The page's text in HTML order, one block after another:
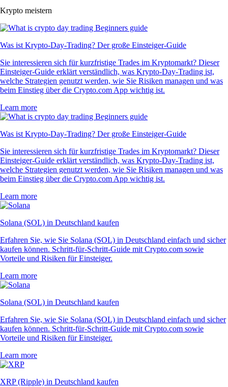
Krypto meistern
Was ist Krypto-Day-Trading? Der große Einsteiger-Guide
Sie interessieren sich für kurzfristige Trades im Kryptomarkt? Dieser
Einsteiger-Guide erklärt verständlich, was Krypto-Day-Trading ist,
welche Strategien genutzt werden, wie Sie Risiken managen und was
beim Einstieg über die Crypto.com App wichtig ist.
Learn more
Was ist Krypto-Day-Trading? Der große Einsteiger-Guide
Sie interessieren sich für kurzfristige Trades im Kryptomarkt? Dieser
Einsteiger-Guide erklärt verständlich, was Krypto-Day-Trading ist,
welche Strategien genutzt werden, wie Sie Risiken managen und was
beim Einstieg über die Crypto.com App wichtig ist.
Learn more
Solana (SOL) in Deutschland kaufen
Erfahren Sie, wie Sie Solana (SOL) in Deutschland einfach und sicher
kaufen können. Schritt-für-Schritt-Guide mit Crypto.com sowie
Vorteile und Risiken für Einsteiger.
Learn more
Solana (SOL) in Deutschland kaufen
Erfahren Sie, wie Sie Solana (SOL) in Deutschland einfach und sicher
kaufen können. Schritt-für-Schritt-Guide mit Crypto.com sowie
Vorteile und Risiken für Einsteiger.
Learn more
XRP (Ripple) in Deutschland kaufen